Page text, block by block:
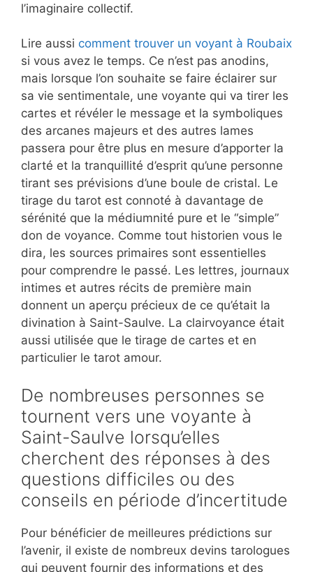
l’imaginaire collectif.
Lire aussi comment trouver un voyant à Roubaix
si vous avez le temps. Ce n’est pas anodins,
mais lorsque l’on souhaite se faire éclairer sur
sa vie sentimentale, une voyante qui va tirer les
cartes et révéler le message et la symboliques
des arcanes majeurs et des autres lames
passera pour être plus en mesure d’apporter la
clarté et la tranquillité d’esprit qu’une personne
tirant ses prévisions d’une boule de cristal. Le
tirage du tarot est connoté à davantage de
sérénité que la médiumnité pure et le “simple”
don de voyance. Comme tout historien vous le
dira, les sources primaires sont essentielles
pour comprendre le passé. Les lettres, journaux
intimes et autres récits de première main
donnent un aperçu précieux de ce qu’était la
divination à Saint-Saulve. La clairvoyance était
aussi utilisée que le tirage de cartes et en
particulier le tarot amour.
De nombreuses personnes se
tournent vers une voyante à
Saint-Saulve lorsqu’elles
cherchent des réponses à des
questions difficiles ou des
conseils en période d’incertitude
Pour bénéficier de meilleures prédictions sur
l’avenir, il existe de nombreux devins tarologues
qui peuvent fournir des informations et des